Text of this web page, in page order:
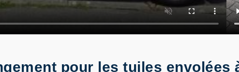
pour les tuiles envolées